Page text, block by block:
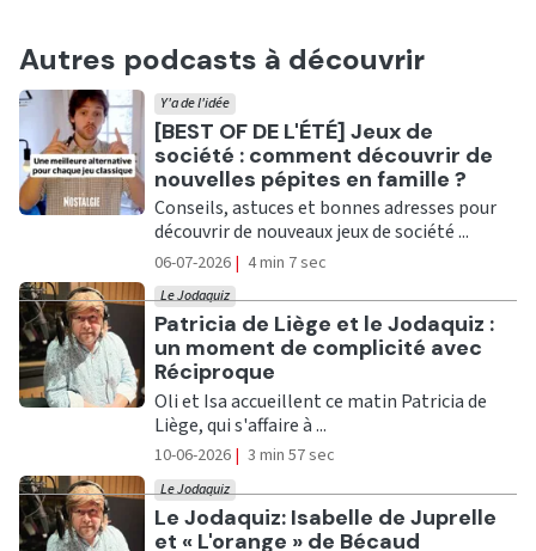
Autres podcasts à découvrir
Ecouter
[BEST OF DE L'ÉTÉ] Jeux de
société : comment découvrir de
nouvelles pépites en famille ?
Y'a de l'idée
Conseils, astuces et bonnes adresses pour
découvrir de nouveaux jeux de société ...
06-07-2026 | 4 min 7 sec
Ecouter
Patricia de Liège et le Jodaquiz :
un moment de complicité avec
Réciproque
Le Jodaquiz
Oli et Isa accueillent ce matin Patricia de
Liège, qui s'affaire à ...
10-06-2026 | 3 min 57 sec
Ecouter
Le Jodaquiz: Isabelle de Juprelle
et « L'orange » de Bécaud
Le Jodaquiz